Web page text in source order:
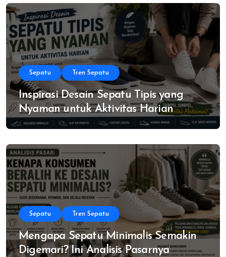
Sepatu Tren Sepatu
Inspirasi Desain Sepatu Tipis yang
Nyaman untuk Aktivitas Harian
Sepatu Tren Sepatu
Mengapa Sepatu Minimalis Semakin
Digemari? Ini Analisis Pasarnya